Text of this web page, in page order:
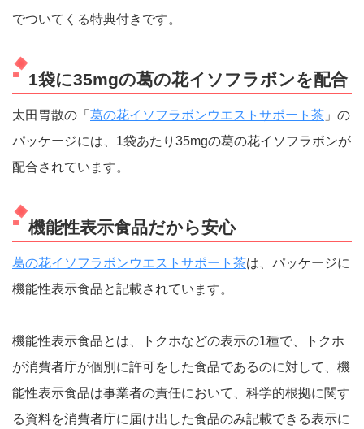
でついてくる特典付きです。
1袋に35mgの葛の花イソフラボンを配合
太田胃散の「 葛の花イソフラボンウエストサポート茶 」の
パッケージには、1袋あたり35mgの葛の花イソフラボンが
配合されています。
機能性表示食品だから安心
葛の花イソフラボンウエストサポート茶は、パッケージに
機能性表示食品と記載されています。
機能性表示食品とは、トクホなどの表示の1種で、トクホ
が消費者庁が個別に許可をした食品であるのに対して、機
能性表示食品は事業者の責任において、科学的根拠に関す
る資料を消費者庁に届け出した食品のみ記載できる表示に